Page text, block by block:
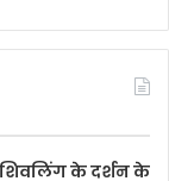
शिवलिंग के दर्शन के